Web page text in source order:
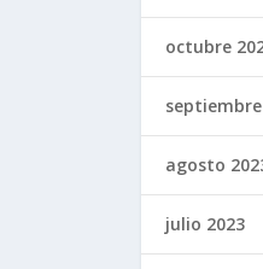
octubre
agosto
julio 2023